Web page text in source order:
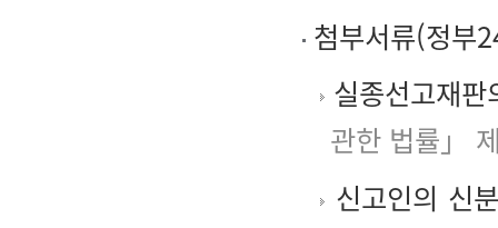
첨부서류(정부
실종선고재
관한 법률」
신고인의 신